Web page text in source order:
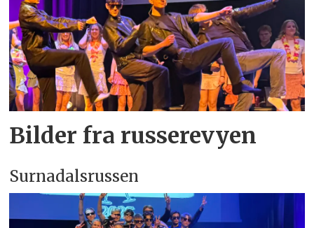
Bilder fra russerevyen
Surnadalsrussen